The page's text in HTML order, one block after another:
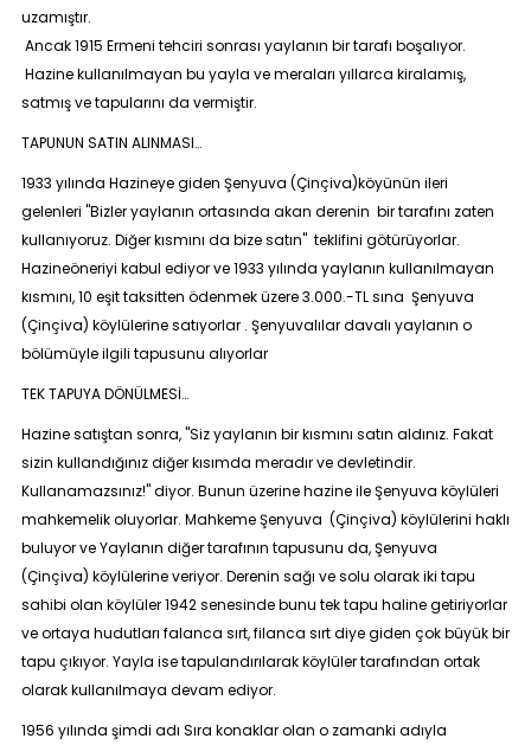
uzamıştır.
Ancak 1915 Ermeni tehciri sonrası yaylanın bir tarafı boşalıyor.
Hazine kullanılmayan bu yayla ve meraları yıllarca kiralamış,
satmış ve tapularını da vermiştir.
TAPUNUN SATIN ALINMASI…
1933 yılında Hazineye giden Şenyuva (Çinçiva)köyünün ileri
gelenleri "Bizler yaylanın ortasında akan derenin bir tarafını zaten
kullanıyoruz. Diğer kısmını da bize satın" teklifini götürüyorlar.
Hazineöneriyi kabul ediyor ve 1933 yılında yaylanın kullanılmayan
kısmını, 10 eşit taksitten ödenmek üzere 3.000.-TL sına Şenyuva
(Çinçiva) köylülerine satıyorlar . Şenyuvalılar davalı yaylanın o
bölümüyle ilgili tapusunu alıyorlar
TEK TAPUYA DÖNÜLMESİ…
Hazine satıştan sonra, "Siz yaylanın bir kısmını satın aldınız. Fakat
sizin kullandığınız diğer kısımda meradır ve devletindir.
Kullanamazsınız!" diyor. Bunun üzerine hazine ile Şenyuva köylüleri
mahkemelik oluyorlar. Mahkeme Şenyuva (Çinçiva) köylülerini haklı
buluyor ve Yaylanın diğer tarafının tapusunu da, Şenyuva
(Çinçiva) köylülerine veriyor. Derenin sağı ve solu olarak iki tapu
sahibi olan köylüler 1942 senesinde bunu tek tapu haline getiriyorlar
ve ortaya hudutları falanca sırt, filanca sırt diye giden çok büyük bir
tapu çıkıyor. Yayla ise tapulandırılarak köylüler tarafından ortak
olarak kullanılmaya devam ediyor.
1956 yılında şimdi adı Sıra konaklar olan o zamanki adıyla